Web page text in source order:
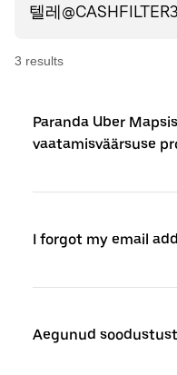
3 results
Paranda Uber
vaatamisväärsuse
I forgot my email
Aegunud